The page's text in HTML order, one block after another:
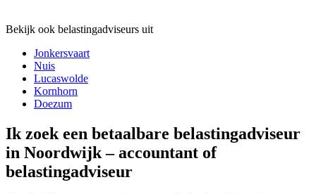
Bekijk ook belastingadviseurs uit
Jonkersvaart
Nuis
Lucaswolde
Kornhorn
Doezum
Ik zoek een betaalbare belastingadviseur
in Noordwijk – accountant of
belastingadviseur